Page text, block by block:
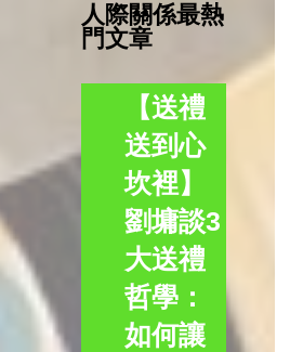
人際關係最熱
門文章
【送禮
送到心
坎裡】
劉墉談3
大送禮
哲學：
如何讓